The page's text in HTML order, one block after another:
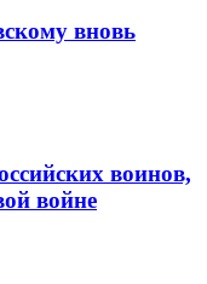
вновь
воинов,
войне